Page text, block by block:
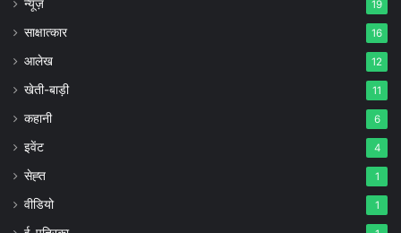
न्यूज़ 19
साक्षात्कार 16
आलेख 12
खेती-बाड़ी 11
कहानी 6
इवेंट 4
सेह्त 1
वीडियो 1